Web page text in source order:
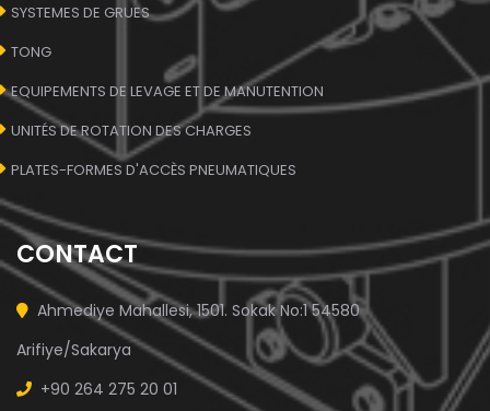
SYSTEMES DE GRUES
TONG
EQUIPEMENTS DE LEVAGE ET DE MANUTENTION
UNITÉS DE ROTATION DES CHARGES
PLATES-FORMES D'ACCÈS PNEUMATIQUES
CONTACT
Ahmediye Mahallesi, 1501. Sokak No:1 54580
Arifiye/Sakarya
+90 264 275 20 01